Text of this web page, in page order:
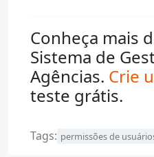
Conheça mais
Sistema de
Agências. Crie
teste grátis.
Tags: permissões de